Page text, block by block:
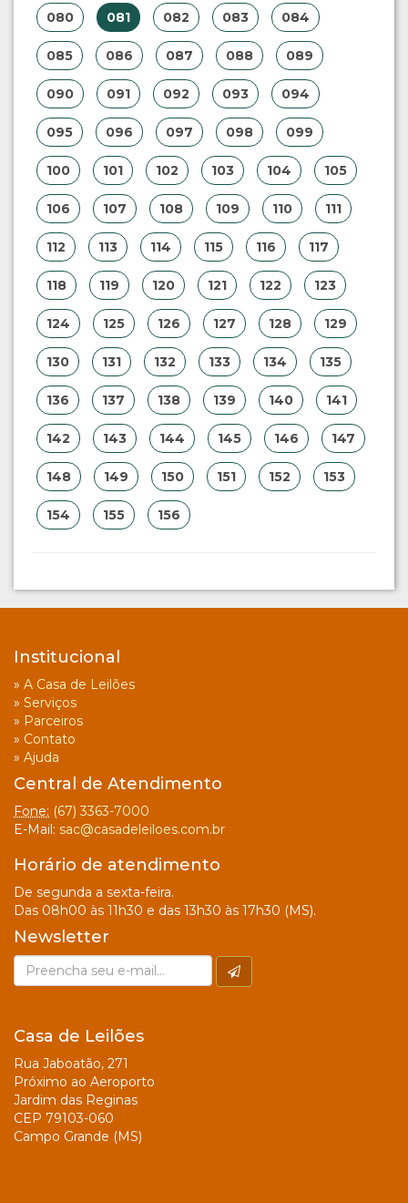
080 081 082 083 084
085 086 087 088 089
090 091 092 093 094
095 096 097 098 099
100 101 102 103 104 105
106 107 108 109 110 111
112 113 114 115 116 117
118 119 120 121 122 123
124 125 126 127 128 129
130 131 132 133 134 135
136 137 138 139 140 141
142 143 144 145 146 147
148 149 150 151 152 153
154 155 156
Institucional
» A Casa de Leilões
» Serviços
» Parceiros
» Contato
» Ajuda
Central de Atendimento
Fone: (67) 3363-7000
E-Mail: sac@casadeleiloes.com.br
Horário de atendimento
De segunda a sexta-feira.
Das 08h00 às 11h30 e das 13h30 às 17h30 (MS).
Newsletter
Casa de Leilões
Rua Jaboatão, 271
Próximo ao Aeroporto
Jardim das Reginas
CEP 79103-060
Campo Grande (MS)